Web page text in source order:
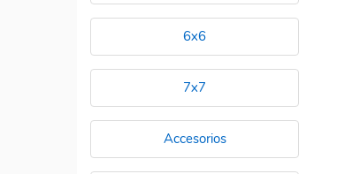
6x6
7x7
Accesorios